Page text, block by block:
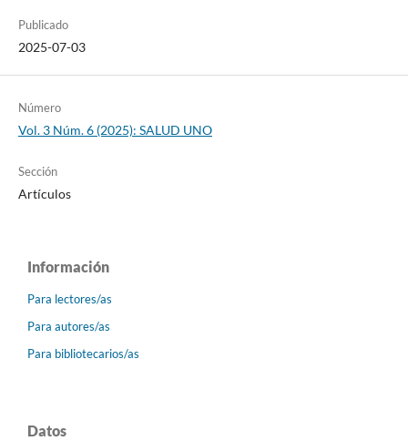
Publicado
2025-07-03
Número
Vol. 3 Núm. 6 (2025): SALUD UNO
Sección
Artículos
Información
Para lectores/as
Para autores/as
Para bibliotecarios/as
Datos